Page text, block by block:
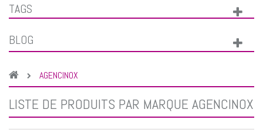
TAGS
BLOG
AGENCINOX
LISTE DE PRODUITS PAR MARQUE AGENCINOX